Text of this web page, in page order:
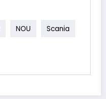
NOU Scania